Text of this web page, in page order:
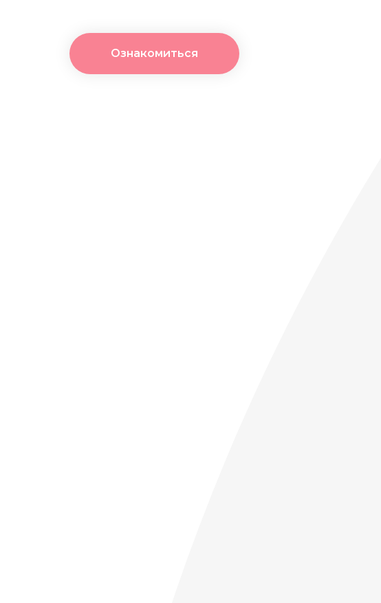
Ознакомиться